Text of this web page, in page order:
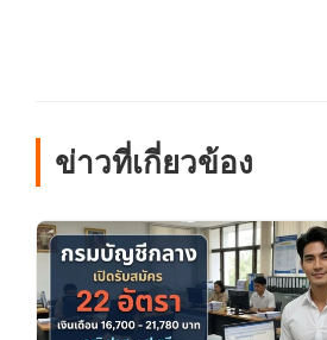
ข่าวที่เกี่ยวข้อง